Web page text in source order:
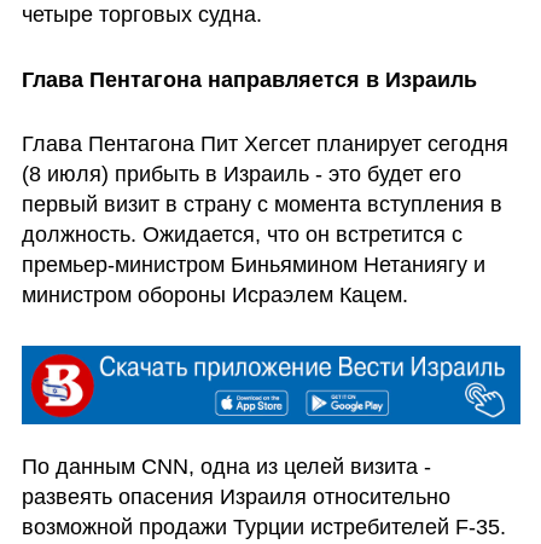
четыре торговых судна.
Глава Пентагона направляется в Израиль
Глава Пентагона Пит Хегсет планирует сегодня
(8 июля) прибыть в Израиль - это будет его
первый визит в страну с момента вступления в
должность. Ожидается, что он встретится с
премьер-министром Биньямином Нетаниягу и
министром обороны Исраэлем Кацем.
По данным CNN, одна из целей визита -
развеять опасения Израиля относительно
возможной продажи Турции истребителей F-35.